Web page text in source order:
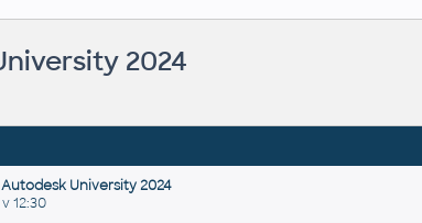
2024
University 2024
12:30